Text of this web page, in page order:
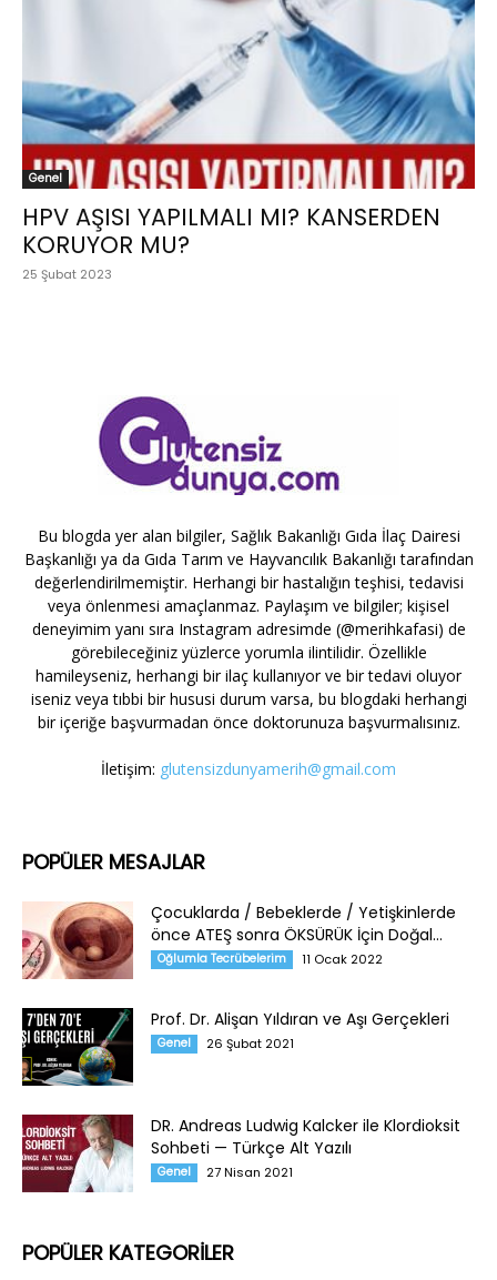
Genel
HPV AŞISI YAPILMALI MI? KANSERDEN
KORUYOR MU?
25 Şubat 2023
Bu blogda yer alan bilgiler, Sağlık Bakanlığı Gıda İlaç Dairesi
Başkanlığı ya da Gıda Tarım ve Hayvancılık Bakanlığı tarafından
değerlendirilmemiştir. Herhangi bir hastalığın teşhisi, tedavisi
veya önlenmesi amaçlanmaz. Paylaşım ve bilgiler; kişisel
deneyimim yanı sıra Instagram adresimde (@merihkafasi) de
görebileceğiniz yüzlerce yorumla ilintilidir. Özellikle
hamileyseniz, herhangi bir ilaç kullanıyor ve bir tedavi oluyor
iseniz veya tıbbi bir hususi durum varsa, bu blogdaki herhangi
bir içeriğe başvurmadan önce doktorunuza başvurmalısınız.
İletişim: glutensizdunyamerih@gmail.com
POPÜLER MESAJLAR
Çocuklarda / Bebeklerde / Yetişkinlerde
önce ATEŞ sonra ÖKSÜRÜK İçin Doğal...
Oğlumla Tecrübelerim 11 Ocak 2022
Prof. Dr. Alişan Yıldıran ve Aşı Gerçekleri
Genel 26 Şubat 2021
DR. Andreas Ludwig Kalcker ile Klordioksit
Sohbeti — Türkçe Alt Yazılı
Genel 27 Nisan 2021
POPÜLER KATEGORİLER